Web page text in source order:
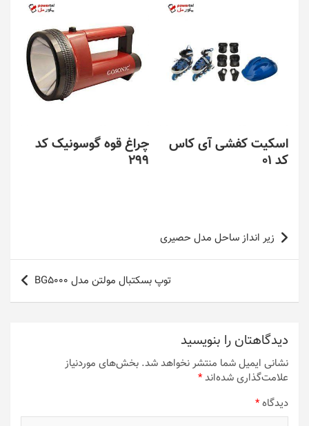
اسکیت کفشی آی کاس
کد 01
چراغ قوه گوسونیک کد
299
راهبری
نوشته
زیر انداز ساحل مدل حصیری
توپ بسکتبال مولتن مدل BG5000
دیدگاهتان را بنویسید
نشانی ایمیل شما منتشر نخواهد شد. بخش‌های موردنیاز
علامت‌گذاری شده‌اند*
دیدگاه*